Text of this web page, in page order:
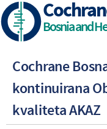
Skip
to
main
Bosnia and
Cochrane
kontinuirana
kvaliteta AKAZ